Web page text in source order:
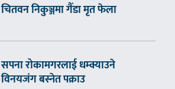
चितवन निकुञ्जमा गैँडा मृत फेला
सपना रोकामगरलाई धम्क्याउने
विनयजंग बस्नेत पक्राउ